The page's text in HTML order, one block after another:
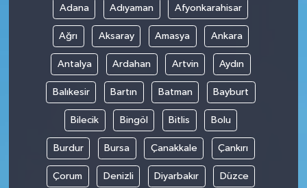
Adana Adıyaman Afyonkarahisar
Ağrı Aksaray Amasya Ankara
Antalya Ardahan Artvin Aydın
Balıkesir Bartın Batman Bayburt
Bilecik Bingöl Bitlis Bolu
Burdur Bursa Çanakkale Çankırı
Çorum Denizli Diyarbakır Düzce